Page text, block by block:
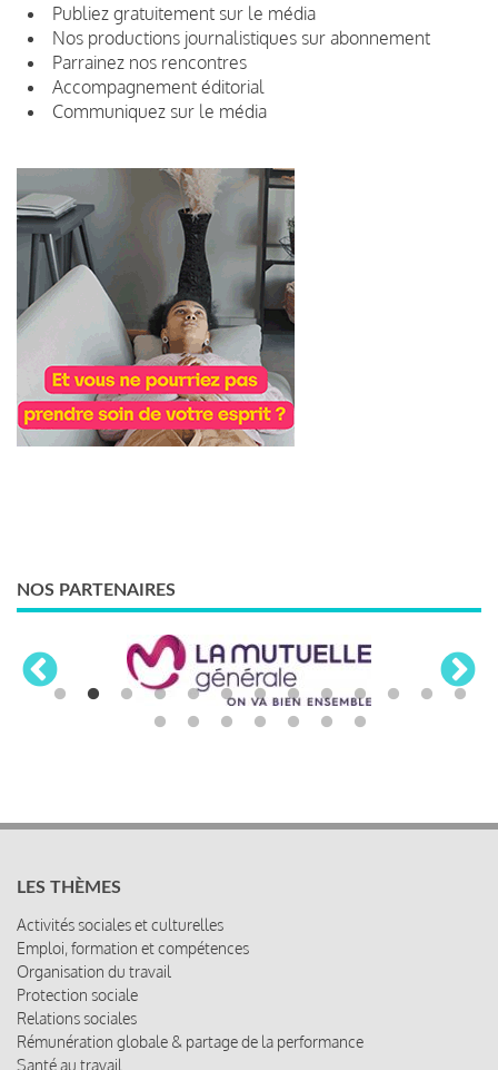
Publiez gratuitement sur le média
Nos productions journalistiques sur abonnement
Parrainez nos rencontres
Accompagnement éditorial
Communiquez sur le média
NOS PARTENAIRES
LES THÈMES
Activités sociales et culturelles
Emploi, formation et compétences
Organisation du travail
Protection sociale
Relations sociales
Rémunération globale & partage de la performance
Santé au travail